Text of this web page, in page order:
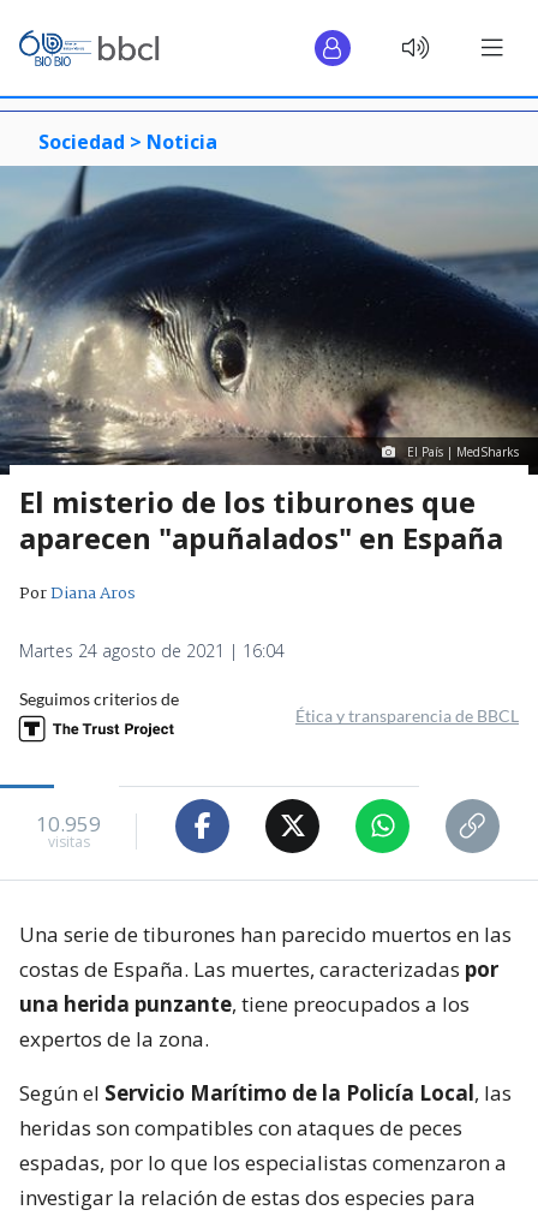
Sociedad > Noticia
El País | MedSharks
El misterio de los tiburones que
aparecen "apuñalados" en España
PorDiana Aros
Martes 24 agosto de 2021 | 16:04
Seguimos criterios de
Ética y transparencia de BBCL
10.959
visitas
Una serie de tiburones han parecido muertos en las
costas de España. Las muertes, caracterizadas por
una herida punzante, tiene preocupados a los
expertos de la zona.
Según el Servicio Marítimo de la Policía Local, las
heridas son compatibles con ataques de peces
espadas, por lo que los especialistas comenzaron a
investigar la relación de estas dos especies para